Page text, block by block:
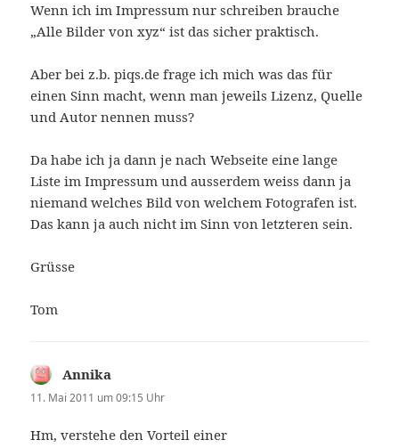
Wenn ich im Impressum nur schreiben brauche
„Alle Bilder von xyz“ ist das sicher praktisch.
Aber bei z.b. piqs.de frage ich mich was das für
einen Sinn macht, wenn man jeweils Lizenz, Quelle
und Autor nennen muss?
Da habe ich ja dann je nach Webseite eine lange
Liste im Impressum und ausserdem weiss dann ja
niemand welches Bild von welchem Fotografen ist.
Das kann ja auch nicht im Sinn von letzteren sein.
Grüsse
Tom
Annika
11. Mai 2011 um 09:15 Uhr
Hm, verstehe den Vorteil einer